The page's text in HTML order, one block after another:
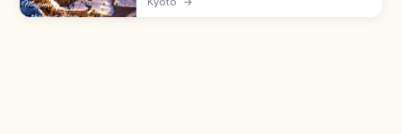
jerami. Arsitektur 'Kitayama-gata minka'